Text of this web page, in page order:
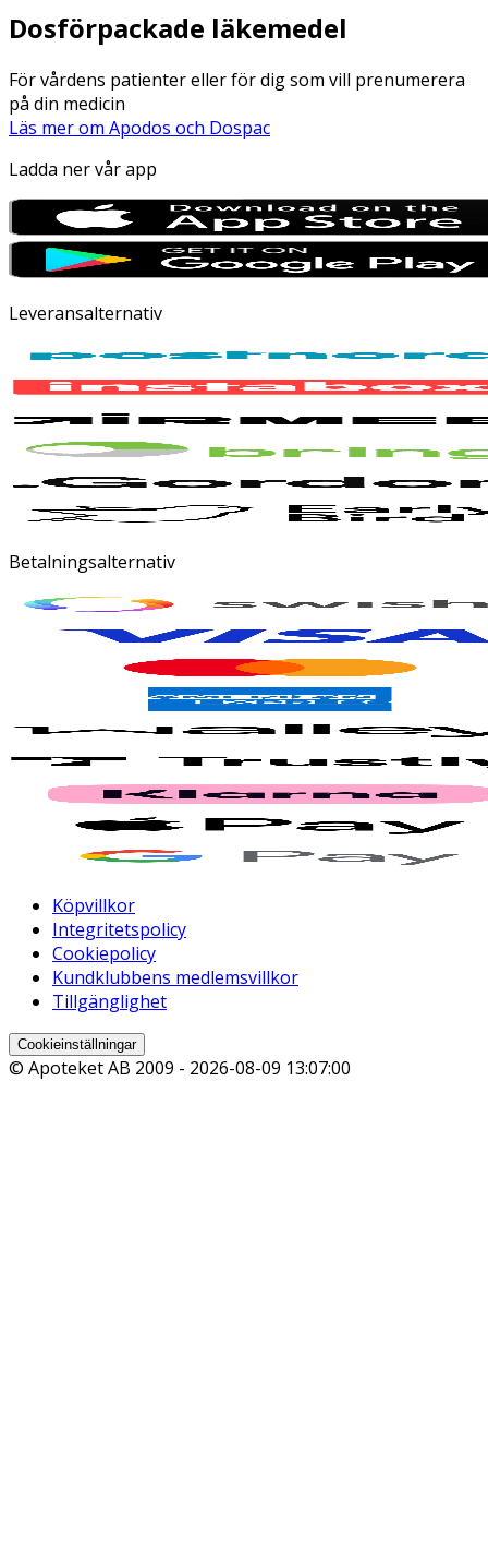
Dosförpackade läkemedel
För vårdens patienter eller för dig som vill prenumerera
på din medicin
Läs mer om Apodos och Dospac
Ladda ner vår app
Leveransalternativ
Betalningsalternativ
Köpvillkor
Integritetspolicy
Cookiepolicy
Kundklubbens medlemsvillkor
Tillgänglighet
Cookieinställningar
© Apoteket AB 2009 - 2026-08-09 13:07:00